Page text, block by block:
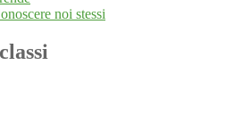
noi stessi